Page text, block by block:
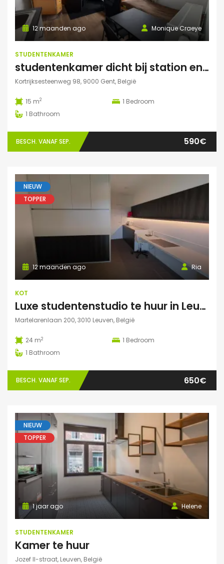
Monique Craeye
12 maanden ago
STUDENTENKAMER
studentenkamer dicht bij station en Citadelpark centraal gelegen
Kortrijksesteenweg 98, 9000 Gent, België
15 m2 1 Bedroom
1 Bathroom
BESCH. VANAF SEP. 590€
NIEUW
TOPPER
Ria
12 maanden ago
KOT
Luxe studentenstudio te huur in Leuven
Martelarenlaan 200, 3010 Leuven, België
24 m2 1 Bedroom
1 Bathroom
BESCH. VANAF SEP. 650€
NIEUW
TOPPER
Helene
1 jaar ago
STUDENTENKAMER
Kamer te huur
Jozef II-straat, Leuven, België